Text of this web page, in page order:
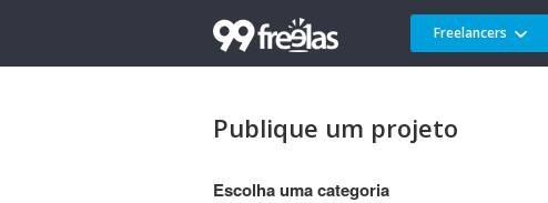
Freelancers
Publique um projeto
Escolha uma categoria